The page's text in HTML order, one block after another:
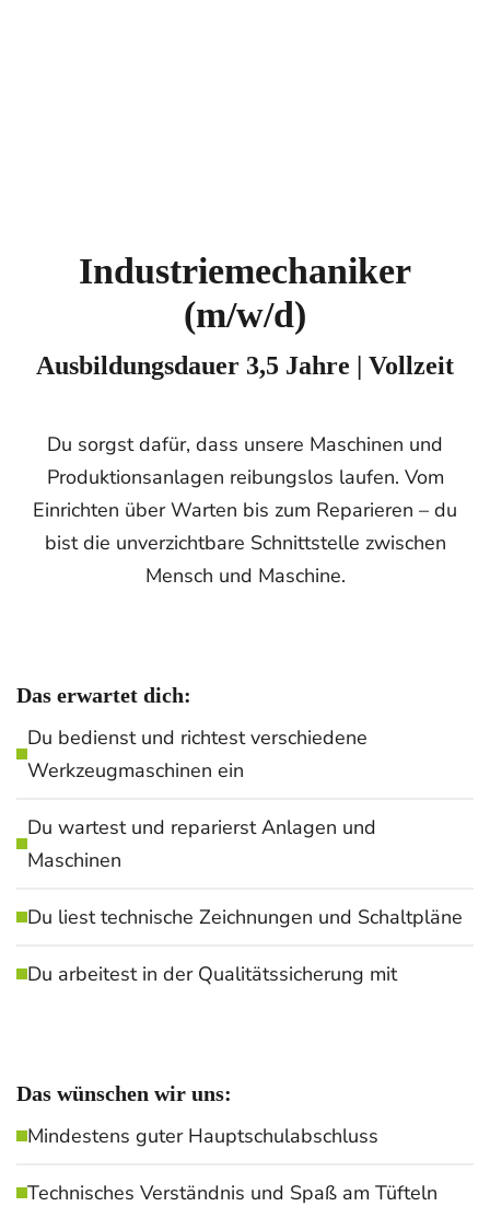
Industriemechaniker
(m/w/d)
Ausbildungsdauer 3,5 Jahre | Vollzeit
Du sorgst dafür, dass unsere Maschinen und
Produktionsanlagen reibungslos laufen. Vom
Einrichten über Warten bis zum Reparieren – du
bist die unverzichtbare Schnittstelle zwischen
Mensch und Maschine.
Das erwartet dich:
Du bedienst und richtest verschiedene
Werkzeugmaschinen ein
Du wartest und reparierst Anlagen und
Maschinen
Du liest technische Zeichnungen und Schaltpläne
Du arbeitest in der Qualitätssicherung mit
Das wünschen wir uns:
Mindestens guter Hauptschulabschluss
Technisches Verständnis und Spaß am Tüfteln